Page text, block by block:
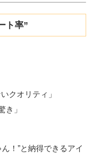
ト率”
クオリティ」
き」
！”と納得できるアイ